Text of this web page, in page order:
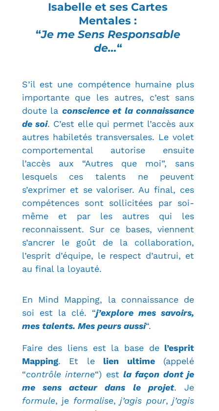
Isabelle et ses Cartes
Mentales :
“Je me Sens Responsable
de…“
S’il est une compétence humaine plus
importante que les autres, c’est sans
doute la conscience et la connaissance
de soi. C’est elle qui permet l’accès aux
autres habiletés transversales. Le volet
comportemental autorise ensuite
l’accès aux “Autres que moi”, sans
lesquels ces talents ne peuvent
s’exprimer et se valoriser. Au final, ces
compétences sont sollicitées par soi-
même et par les autres qui les
reconnaissent. Sur ce bases, viennent
s’ancrer le goût de la collaboration,
l’esprit d’équipe, le respect d’autrui, et
au final la loyauté.
En Mind Mapping, la connaissance de
soi est la clé. “j’explore mes savoirs,
mes talents. Mes peurs aussi“.
Faire des liens est la base de l’esprit
Mapping. Et le lien ultime(appelé
“contrôle interne“) est la façon dont je
me sens acteur dans le projet. Je
formule, je formalise,j’agis pour,j’agis